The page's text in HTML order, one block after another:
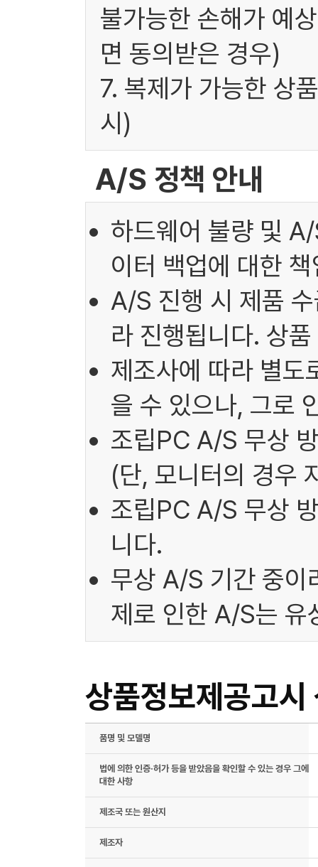
불가능한 손해가 예
면 동의받은 경우)
7. 복제가 가능한 상
시)
A/S 정책 안내
하드웨어 불량 및
이터 백업에 대한
A/S 진행 시 제품
라 진행됩니다. 상
제조사에 따라 별
을 수 있으나, 그로
조립PC A/S 무상
(단, 모니터의 경우
조립PC A/S 무상
니다.
무상 A/S 기간 중이
제로 인한 A/S는 유
상품정보제공고시
품명 및 모델명
법에 의한 인증·허가 등을 받았음을 확인할 수 있는 경우 그에
대한 사항
제조국 또는 원산지
제조자